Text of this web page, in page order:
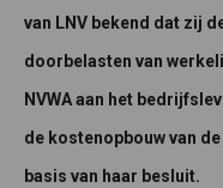
van LNV bekend dat zij
doorbelasten van
NVWA aan het
de kostenopbouw van
basis van haar besluit.